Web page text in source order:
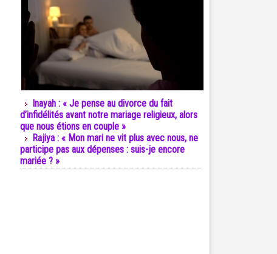
Inayah : « Je pense au divorce du fait
d’infidélités avant notre mariage religieux, alors
que nous étions en couple »
Rajiya : « Mon mari ne vit plus avec nous, ne
participe pas aux dépenses : suis-je encore
mariée ? »